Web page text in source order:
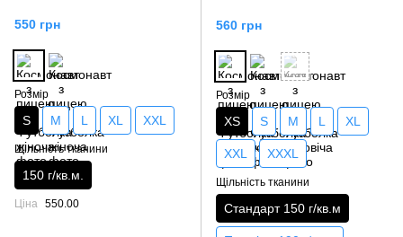
550 грн
Розмір
S M L XL XXL
Щільність тканини
150 г/кв.м.
Ціна 550.00
560 грн
Розмір
XS S M L XL
XXL XXXL
Щільність тканини
Стандарт 150 г/кв.м